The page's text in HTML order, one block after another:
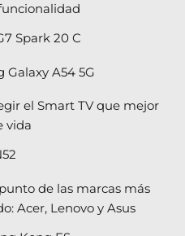
Spark 20 C
Galaxy A54 5G
el Smart TV que mejor
vida
de las marcas más
Acer, Lenovo y Asus​